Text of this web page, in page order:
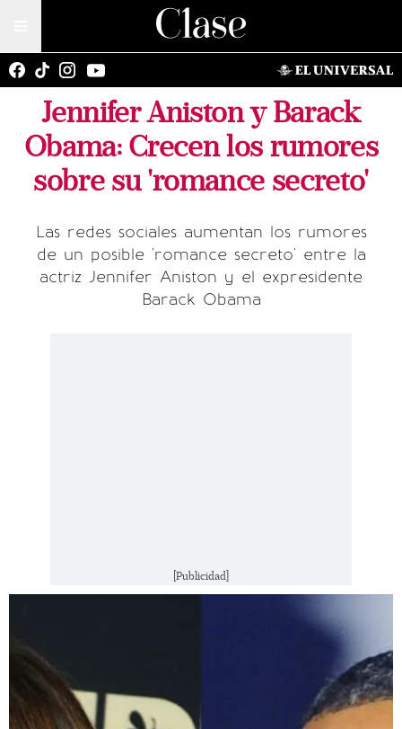
Jennifer Aniston y Barack
Obama: Crecen los rumores
sobre su 'romance secreto'
Las redes sociales aumentan los rumores
de un posible 'romance secreto' entre la
actriz Jennifer Aniston y el expresidente
Barack Obama
[Publicidad]